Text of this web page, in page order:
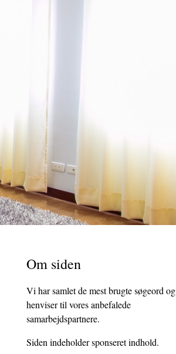
Om siden
Vi har samlet de mest brugte søgeord og
henviser til vores anbefalede
samarbejdspartnere.
Siden indeholder sponseret indhold.